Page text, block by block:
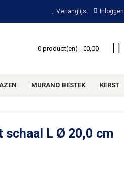
Verlanglijst Inloggen
0 product(en) - €0,00
MURANO BESTEK KERST
schaal L Ø 20,0 cm